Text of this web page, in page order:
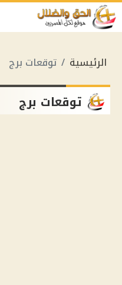
الرئيسية توقعات برج
توقعات برج